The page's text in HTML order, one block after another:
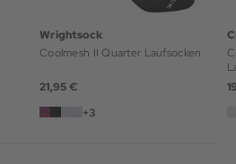
Wrightsock
Coolmesh II Quarter Laufsocken
21,95 €
+3